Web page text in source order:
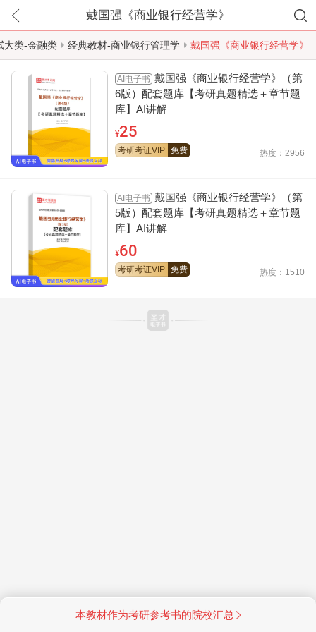
戴国强《商业银行经营学》
大类-金融类 经典教材-商业银行管理学 戴国强《商业银行经营学》
AI电子书 戴国强《商业银行经营学》（第
6版）配套题库【考研真题精选＋章节题
库】AI讲解
¥25
考研考证VIP 免费 热度：2956
AI电子书 戴国强《商业银行经营学》（第
5版）配套题库【考研真题精选＋章节题
库】AI讲解
¥60
考研考证VIP 免费 热度：1510
本教材作为考研参考书的院校汇总